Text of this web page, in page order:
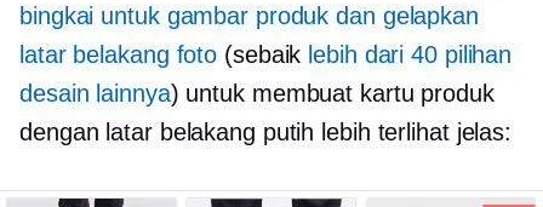
bingkai untuk gambar produk dan gelapkan
latar belakang foto (sebaik lebih dari 40 pilihan
desain lainnya) untuk membuat kartu produk
dengan latar belakang putih lebih terlihat jelas: